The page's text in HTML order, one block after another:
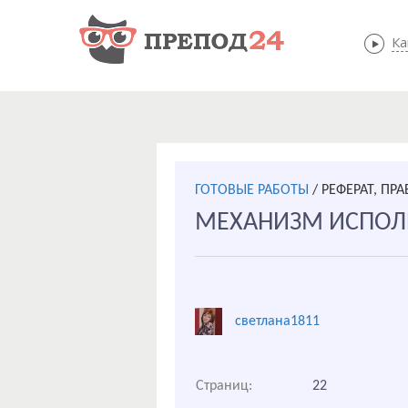
ГОТОВЫЕ РАБОТЫ / РЕФЕРАТ,
МЕХАНИЗМ
светлана1811
Страниц: 22